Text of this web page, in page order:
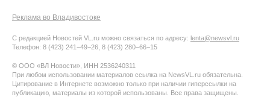
Реклама во Владивостоке
С редакцией Новостей VL.ru можно связаться по адресу: lenta@newsvl.ru
Телефон: 8 (423) 241−49−26, 8 (423) 280−66−15
© ООО «ВЛ Новости», ИНН 2536240311
При любом использовании материалов ссылка на NewsVL.ru обязательна.
Цитирование в Интернете возможно только при наличии гиперссылки на
публикацию, материалы из которой использованы. Все права защищены.